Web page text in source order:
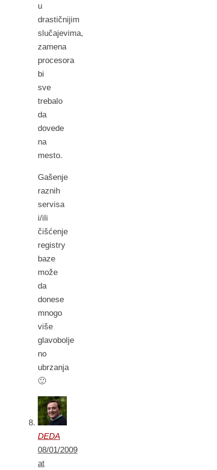
u
drastičnijim
slučajevima,
zamena
procesora
bi
sve
trebalo
da
dovede
na
mesto.
Gašenje
raznih
servisa
i/ili
čišćenje
registry
baze
može
da
donese
mnogo
više
glavobolje
no
ubrzanja
🙂
DEDA
08/01/2009
at